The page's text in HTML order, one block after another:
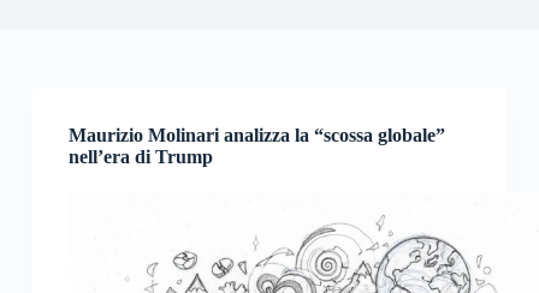
Maurizio Molinari analizza la “scossa globale”
nell’era di Trump